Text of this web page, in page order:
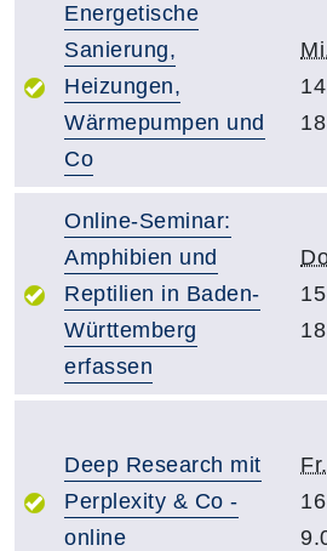
Energetische
Sanierung,
Heizungen,
Wärmepumpen und
Co
Online-Seminar:
Amphibien und
Reptilien in Baden-
Württemberg
erfassen
Deep Research mit
Perplexity & Co -
online
Fr.